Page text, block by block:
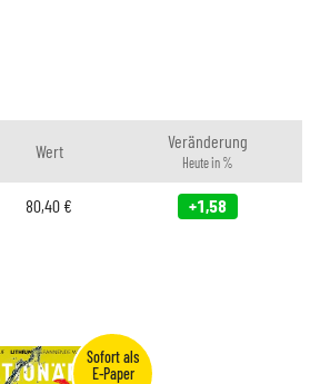
Wert Veränderung
Heute in %
80,40 € +1,58